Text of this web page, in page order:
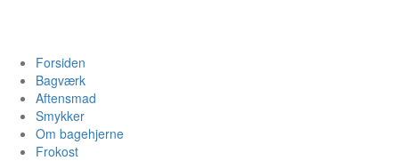
Forsiden
Bagværk
Aftensmad
Smykker
Om bagehjerne
Frokost